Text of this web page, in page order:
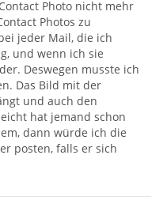
Photo nicht mehr
Photos zu
jeder Mail, die ich
und wenn ich sie
Deswegen musste ich
Das Bild mit der
und auch den
hat jemand schon
dann würde ich die
posten, falls er sich